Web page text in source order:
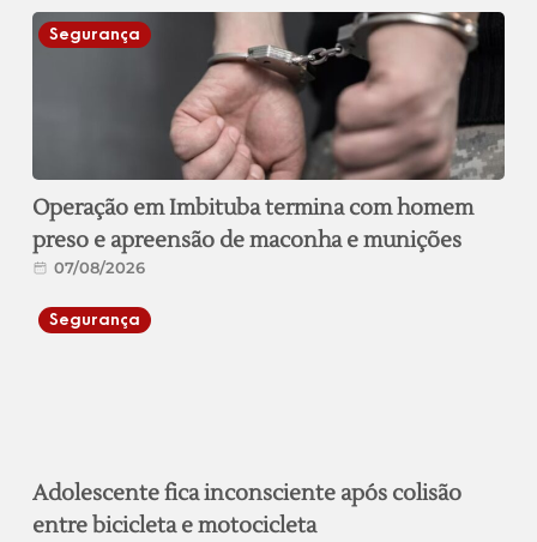
Segurança
Operação em Imbituba termina com homem
preso e apreensão de maconha e munições
07/08/2026
Segurança
Adolescente fica inconsciente após colisão
entre bicicleta e motocicleta